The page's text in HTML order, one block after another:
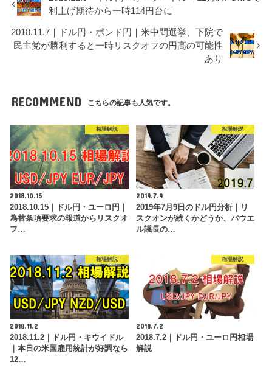
利上げ期待から一時114円台に
2018.11.7｜ドル円・ポンド円｜米中間選挙、下院で
民主党が勝利すると一時リスクオフの円高の可能性
あり
RECOMMEND こちらの記事も人気です。
相場解説
2018.10.15
2018.10.15｜ドル円・ユーロ円｜
為替条項要求の報道からリスクオ
フ…
相場解説
2019.7.9
2019年7月9日のドル円分析｜リ
スクオンが続くかどうか、パウエ
ル議長の…
相場解説
2018.11.2
2018.11.2｜ドル円・キウイドル
｜本日の米国雇用統計が好調なら
12…
相場解説
2018.7.2
2018.7.2｜ドル円・ユーロ円相場
解説